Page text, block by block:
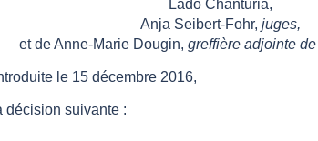
Lado Chanturia,
Anja Seibert-Fohr, juges,
et de Anne-Marie Dougin, greffière adjointe
le 15 décembre 2016,
décision suivante :